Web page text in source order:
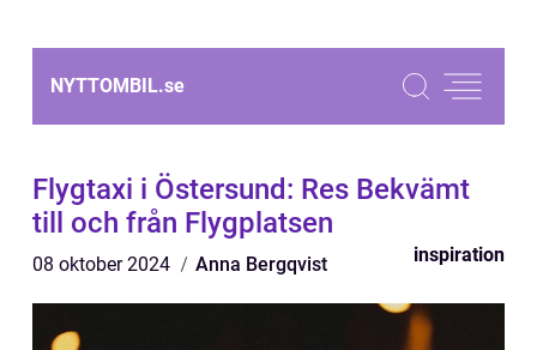
NYTTOMBIL.se
Flygtaxi i Östersund: Res Bekvämt
till och från Flygplatsen
08 oktober 2024 Anna Bergqvist inspiration